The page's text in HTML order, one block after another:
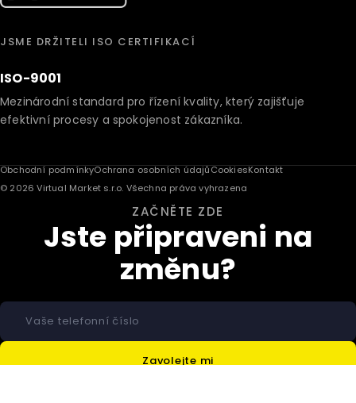
JSME DRŽITELI ISO CERTIFIKACÍ
ISO-9001
Mezinárodní standard pro řízení kvality, který zajišťuje
efektivní procesy a spokojenost zákazníka.
Obchodní podmínkyOchrana osobních údajůCookiesKontakt
© 2026 Virtual Market s.r.o. Všechna práva vyhrazena
ZAČNĚTE ZDE
Jste připraveni na
změnu?
Zavolejte mi